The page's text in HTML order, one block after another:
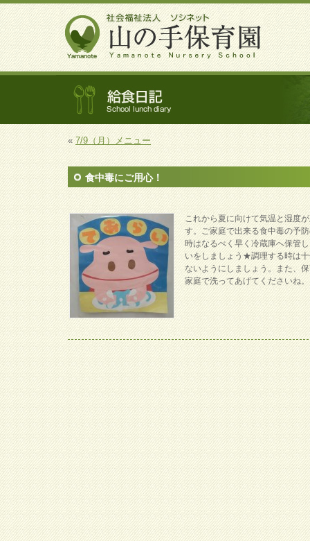
«7/9（月）メニュー
食中毒にご用心！
これから夏に向けて気温と湿度
す。ご家庭で出来る食中毒の予
時はなるべく早く冷蔵庫へ保管
いをしましょう★調理する時は
ないようにしましょう。また、
家庭で洗ってあげてくださいね。